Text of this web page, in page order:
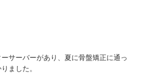
サーバーがあり、夏に骨盤矯正に通っ
ました。